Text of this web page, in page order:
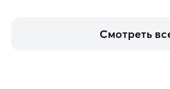
аутентичных лавках — в
Смотреть